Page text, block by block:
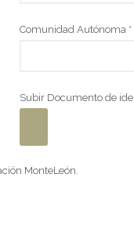
Comunidad Autónoma *
Subir Documento de
MonteLeón.